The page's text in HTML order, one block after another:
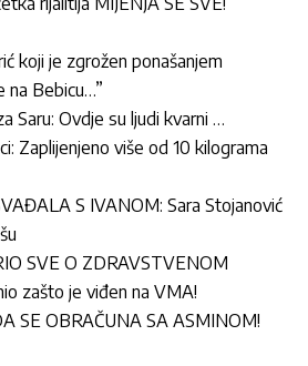
koji je zgrožen ponašanjem
na Bebicu…”
Saru: Ovdje su ljudi kvarni …
Zaplijenjeno više od 10 kilograma
S IVANOM: Sara Stojanović
SVE O ZDRAVSTVENOM
zašto je viđen na VMA!
SE OBRAČUNA SA ASMINOM!